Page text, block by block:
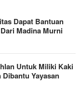
Dapat Bantuan
Madina Murni
Untuk Miliki Kaki
Yayasan